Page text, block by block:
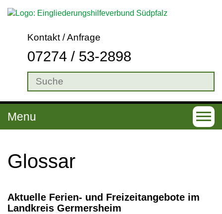
Kontakt / Anfrage
07274 / 53-2898
T
o
Menu
Glossar
Aktuelle Ferien- und Freizeitangebote im
Landkreis Germersheim